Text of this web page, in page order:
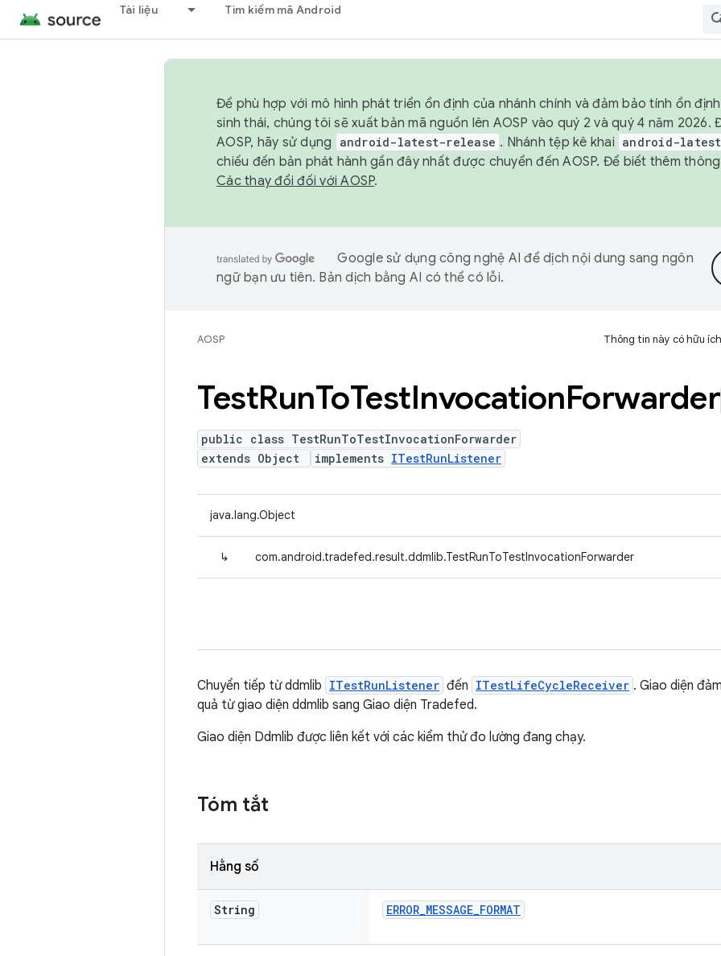
Tài liệu Tìm kiếm mã Android
Để phù hợp với mô hình phát triển ổn định của nhánh chính và đảm bảo tính ổn
sinh thái, chúng tôi sẽ xuất bản mã nguồn lên AOSP vào quý 2 và quý 4 năm
AOSP, hãy sử dụng
android-latest-release . Nhánh tệp kê khai android-
chiếu đến bản phát hành gần đây nhất được chuyển đến AOSP. Để biết thêm
Các thay đổi đối với AOSP.
Google sử dụng công nghệ AI để dịch nội dung sang ngôn
ngữ bạn ưu tiên. Bản dịch bằng AI có thể có lỗi.
AOSP Thông tin này có hữu
TestRunToTestInvocationForwarder
public class TestRunToTestInvocationForwarder
extends Object
implements ITestRunListener
java.lang.Object
↳ com.android.tradefed.result.ddmlib.TestRunToTestInvocationForwarder
Chuyển tiếp từ ddmlib ITestRunListener đến ITestLifeCycleReceiver . Giao diện
quả từ giao diện ddmlib sang Giao diện Tradefed.
Giao diện Ddmlib được liên kết với các kiểm thử đo lường đang chạy.
Tóm tắt
Hằng số
String ERROR_MESSAGE_FORMAT